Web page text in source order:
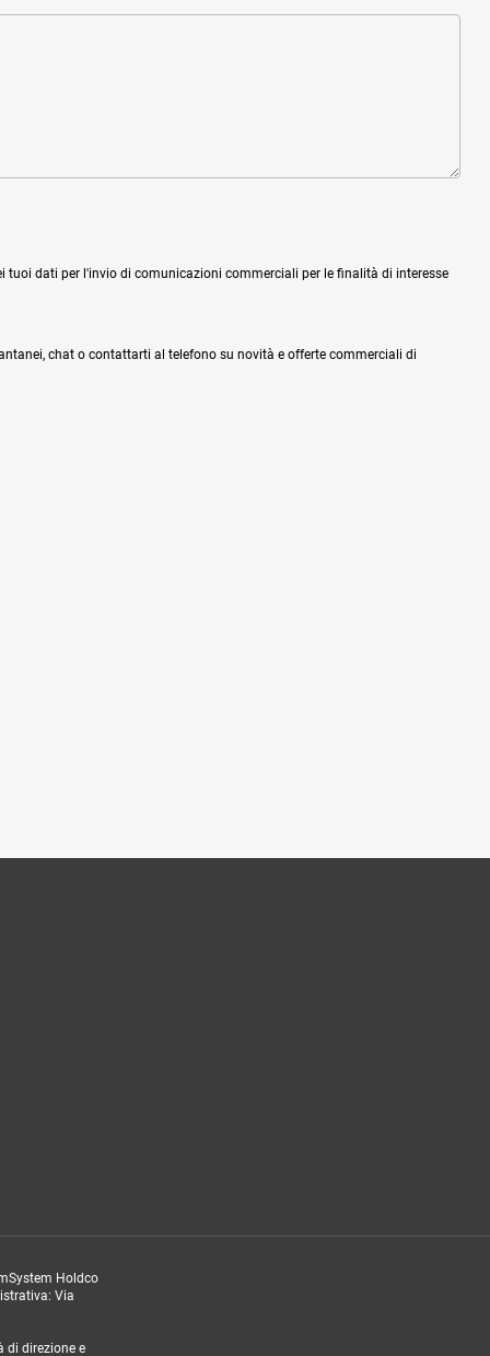
tuoi dati per l'invio di comunicazioni commerciali per le finalità di interesse
chat o contattarti al telefono su novità e offerte commerciali di
Holdco
Via
di direzione e